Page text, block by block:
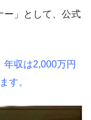
ー」として、公式
収は2,000万円
す。